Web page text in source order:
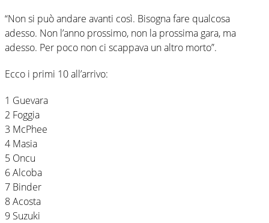
“Non si può andare avanti così. Bisogna fare qualcosa
adesso. Non l’anno prossimo, non la prossima gara, ma
adesso. Per poco non ci scappava un altro morto”.
Ecco i primi 10 all’arrivo:
1 Guevara
2 Foggia
3 McPhee
4 Masia
5 Oncu
6 Alcoba
7 Binder
8 Acosta
9 Suzuki